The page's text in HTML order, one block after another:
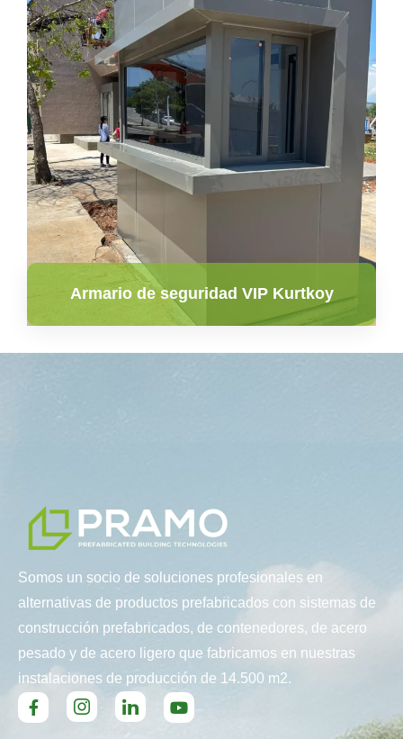
Armario de seguridad VIP Kurtkoy
Somos un socio de soluciones profesionales en
alternativas de productos prefabricados con sistemas de
construcción prefabricados, de contenedores, de acero
pesado y de acero ligero que fabricamos en nuestras
instalaciones de producción de 14.500 m2.